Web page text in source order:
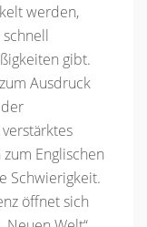
werden,
gibt.
Ausdruck
Englischen
Schwierigkeit.
öffnet sich